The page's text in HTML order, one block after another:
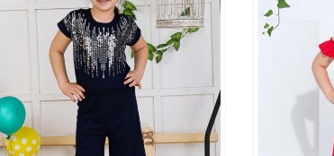
çocuğunuzu da düşünmelisiniz. Bu kapsamda tasarlanan
olmaktadır. Seçimlerinizi yaparken, kaliteli ve birinci sınıf
AVM web sitesine bakarak dilediğinizi satın alabilirsiniz.
hitap eden fiyat seçenekleri ile müşterilerin beğenisine
anında sipariş ederek satın alabilirsiniz.